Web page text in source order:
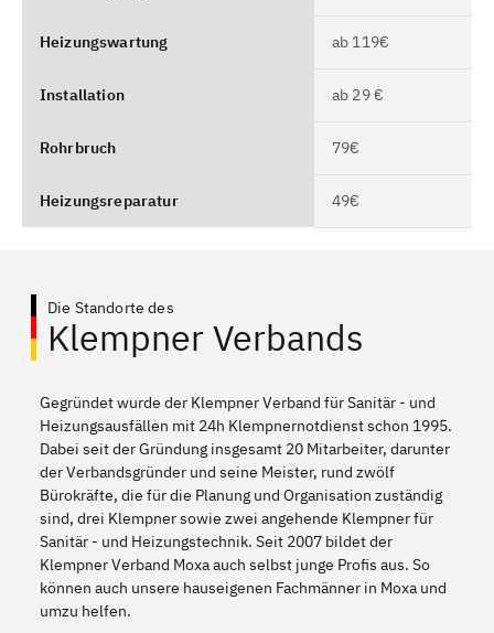
Heizungswartung ab 119€
Installation ab 29 €
Rohrbruch 79€
Heizungsreparatur 49€
Die Standorte des
Klempner Verbands
Gegründet wurde der Klempner Verband für Sanitär - und
Heizungsausfällen mit 24h Klempnernotdienst schon 1995.
Dabei seit der Gründung insgesamt 20 Mitarbeiter, darunter
der Verbandsgründer und seine Meister, rund zwölf
Bürokräfte, die für die Planung und Organisation zuständig
sind, drei Klempner sowie zwei angehende Klempner für
Sanitär - und Heizungstechnik. Seit 2007 bildet der
Klempner Verband Moxa auch selbst junge Profis aus. So
können auch unsere hauseigenen Fachmänner in Moxa und
umzu helfen.